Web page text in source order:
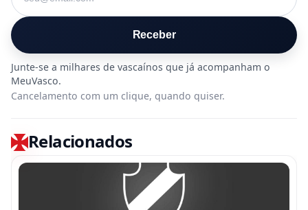
Receber
Cancelamento com um clique, quando quiser.
Relacionados